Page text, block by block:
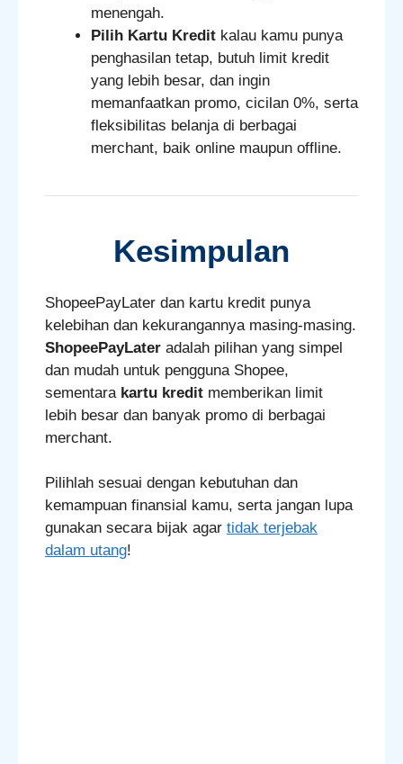
menengah.
Pilih Kartu Kredit kalau kamu punya
penghasilan tetap, butuh limit kredit
yang lebih besar, dan ingin
memanfaatkan promo, cicilan 0%, serta
fleksibilitas belanja di berbagai
merchant, baik online maupun offline.
Kesimpulan
ShopeePayLater dan kartu kredit punya
kelebihan dan kekurangannya masing-masing.
ShopeePayLater adalah pilihan yang simpel
dan mudah untuk pengguna Shopee,
sementara kartu kredit memberikan limit
lebih besar dan banyak promo di berbagai
merchant.
Pilihlah sesuai dengan kebutuhan dan
kemampuan finansial kamu, serta jangan lupa
gunakan secara bijak agar tidak terjebak
dalam utang!